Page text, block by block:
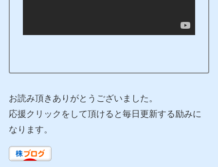
お読み頂きありがとうございました。
応援クリックをして頂けると毎日更新する励みに
なります。